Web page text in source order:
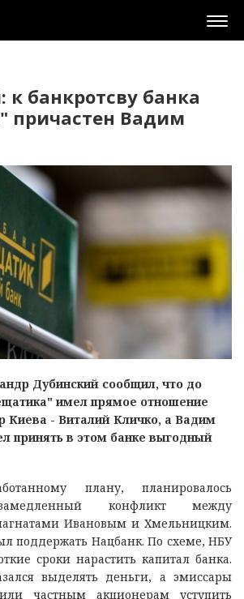
банкротсву банка
причастен Вадим
Дубинский сообщил, что до
имел прямое отношение
Киева - Виталий Кличко, а Вадим
принять в этом банке выгодный
плану, планировалось
замедленный конфликт между
Ивановым и Хмельницким.
поддержать Нацбанк. По схеме, НБУ
сроки нарастить капитал банка.
выделять деньги, а эмиссары
частным акционерам уступить